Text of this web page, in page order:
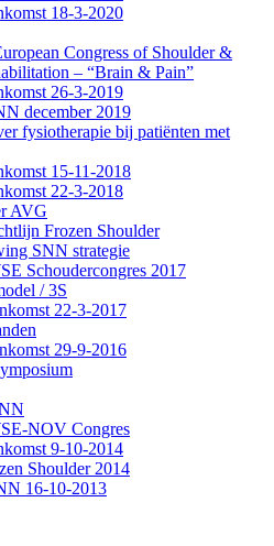
18-3-2020
Congress of Shoulder &
– “Brain & Pain”
26-3-2019
december 2019
fysiotherapie bij patiënten met
15-11-2018
22-3-2018
AVG
Frozen Shoulder
SNN strategie
Schoudercongres 2017
/ 3S
22-3-2017
29-9-2016
NOV Congres
9-10-2014
Shoulder 2014
16-10-2013